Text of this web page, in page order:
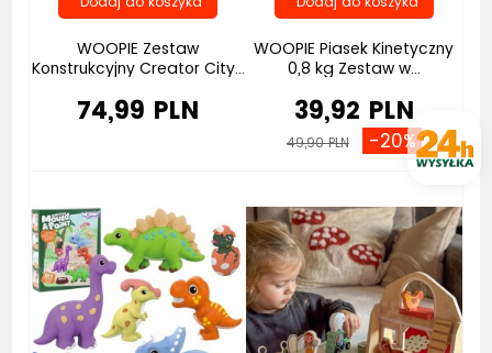
WOOPIE Zestaw
Konstrukcyjny Creator City...
74,99 PLN
WOOPIE Piasek Kinetyczny
0,8 kg Zestaw w...
39,92 PLN
49,90 PLN -20%